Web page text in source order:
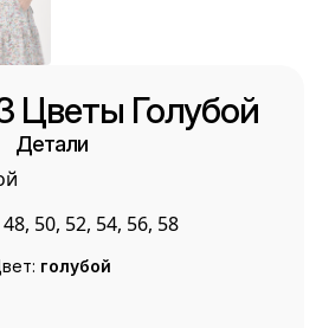
Цветы Голубой
Детали
50, 52, 54, 56, 58
голубой